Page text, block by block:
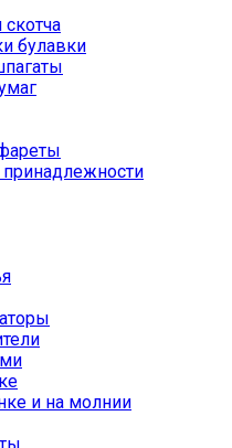
булавки
и на молнии